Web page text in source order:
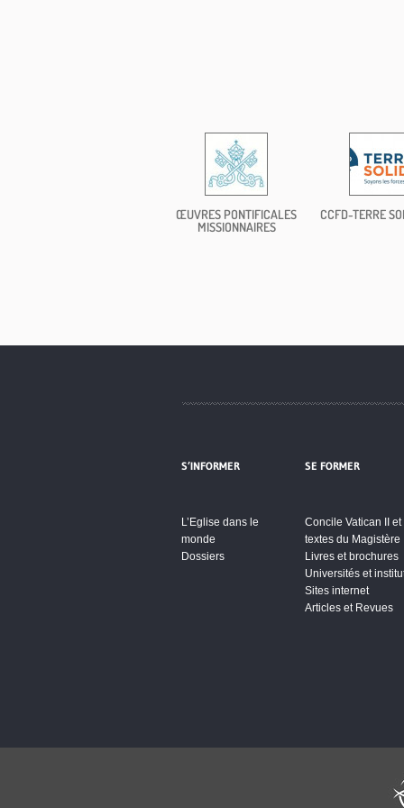
ŒUVRES PONTIFICALES
MISSIONNAIRES
CCFD-TERRE
S’INFORMER
L’Eglise dans le
monde
Dossiers
SE FORMER
Concile Vatican II et
textes du Magistère
Livres et brochures
Universités et
Sites internet
Articles et Revues